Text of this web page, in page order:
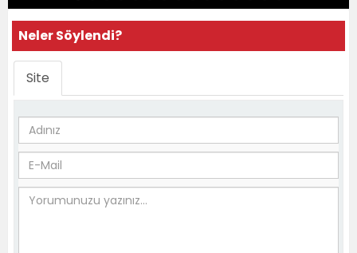
Neler Söylendi?
Site